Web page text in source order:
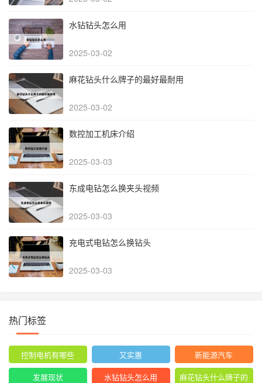
水钻钻头怎么用
2025-03-02
麻花钻头什么牌子的最好最耐用
2025-03-02
数控加工机床介绍
2025-03-03
东成电钻怎么换夹头视频
2025-03-03
充电式电钻怎么换钻头
2025-03-03
热门标签
控制电机有哪些 又实惠
新能源汽车
发展现状
水钻钻头怎么用
麻花钻头什么牌子的